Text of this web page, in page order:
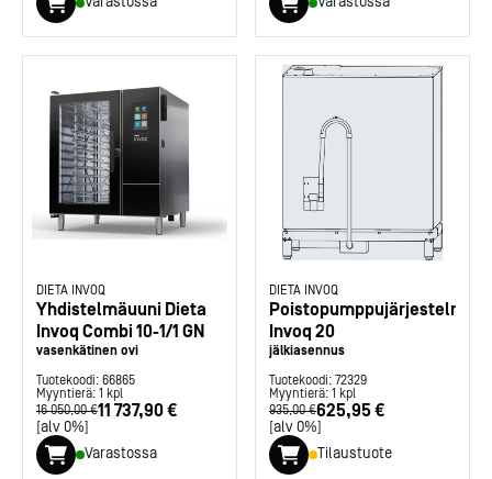
DIETA INVOQ
Yhdistelmäuuni Dieta
Invoq Combi 10-1/1 GN
vasenkätinen ovi
Tuotekoodi: 66865
Myyntierä: 1 kpl
16 050,00 €11 737,90 €
[alv 0%]
Varastossa
DIETA INVOQ
Poistopumppujärjestelmä
Invoq 20
jälkiasennus
Tuotekoodi: 72329
Myyntierä: 1 kpl
935,00 €625,95 €
[alv 0%]
Tilaustuote